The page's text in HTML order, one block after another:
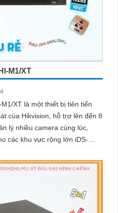
M1/XT
XT là một thiết bị tiên tiến
của Hikvision, hỗ trợ lên đến 8
lý nhiều camera cùng lúc,
các khu vực rộng lớn iDS-
bị thu hình HD iDS-
thuộc dòng sản phẩm